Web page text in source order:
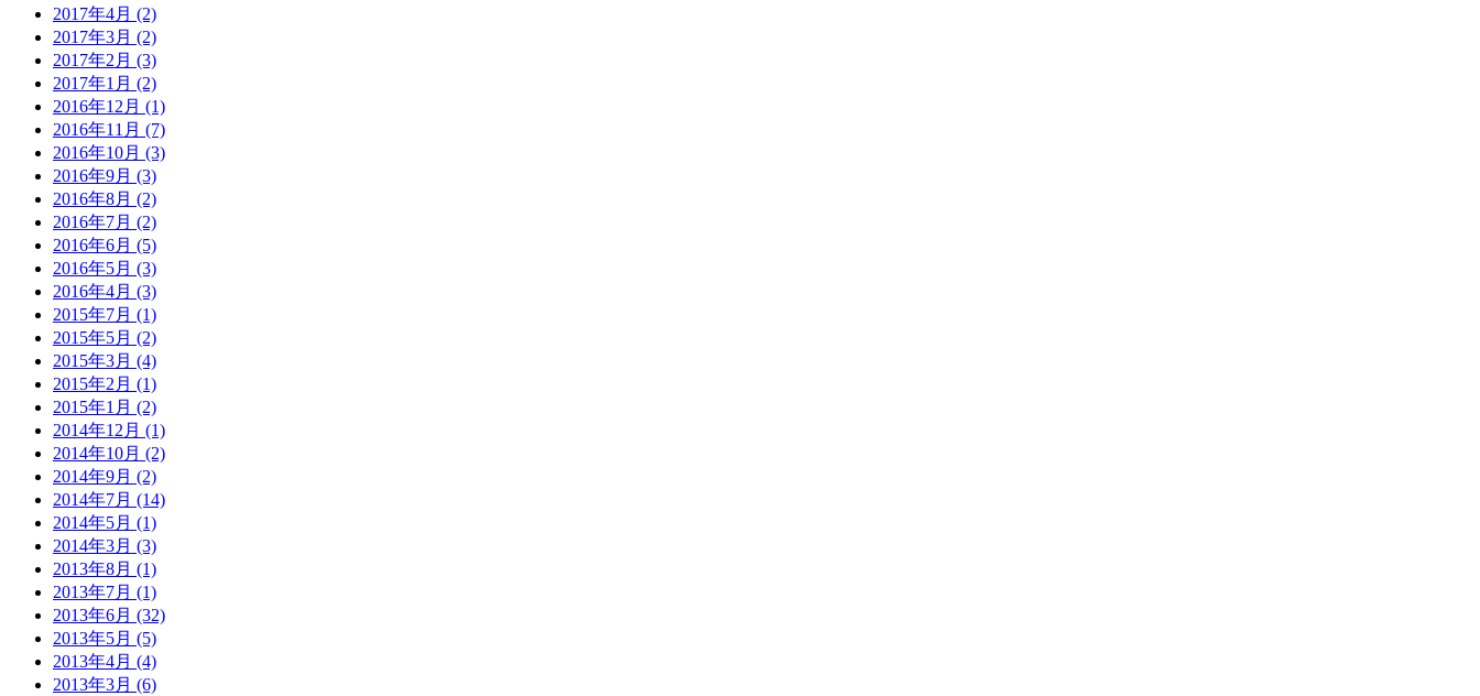
2017年4月 (2)
2017年3月 (2)
2017年2月 (3)
2017年1月 (2)
2016年12月 (1)
2016年11月 (7)
2016年10月 (3)
2016年9月 (3)
2016年8月 (2)
2016年7月 (2)
2016年6月 (5)
2016年5月 (3)
2016年4月 (3)
2015年7月 (1)
2015年5月 (2)
2015年3月 (4)
2015年2月 (1)
2015年1月 (2)
2014年12月 (1)
2014年10月 (2)
2014年9月 (2)
2014年7月 (14)
2014年5月 (1)
2014年3月 (3)
2013年8月 (1)
2013年7月 (1)
2013年6月 (32)
2013年5月 (5)
2013年4月 (4)
2013年3月 (6)